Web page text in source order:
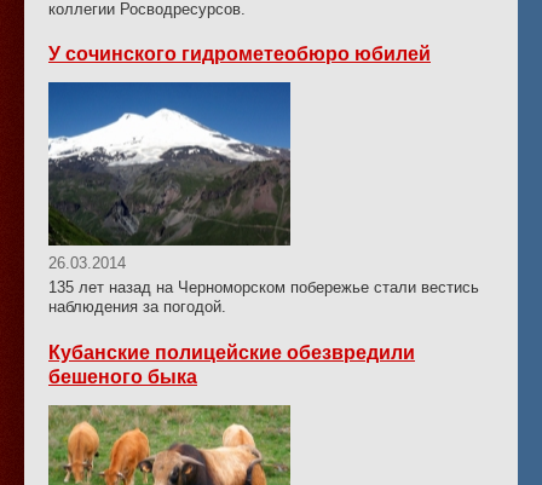
коллегии Росводресурсов.
У сочинского гидрометеобюро юбилей
26.03.2014
135 лет назад на Черноморском побережье стали вестись
наблюдения за погодой.
Кубанские полицейские обезвредили
бешеного быка